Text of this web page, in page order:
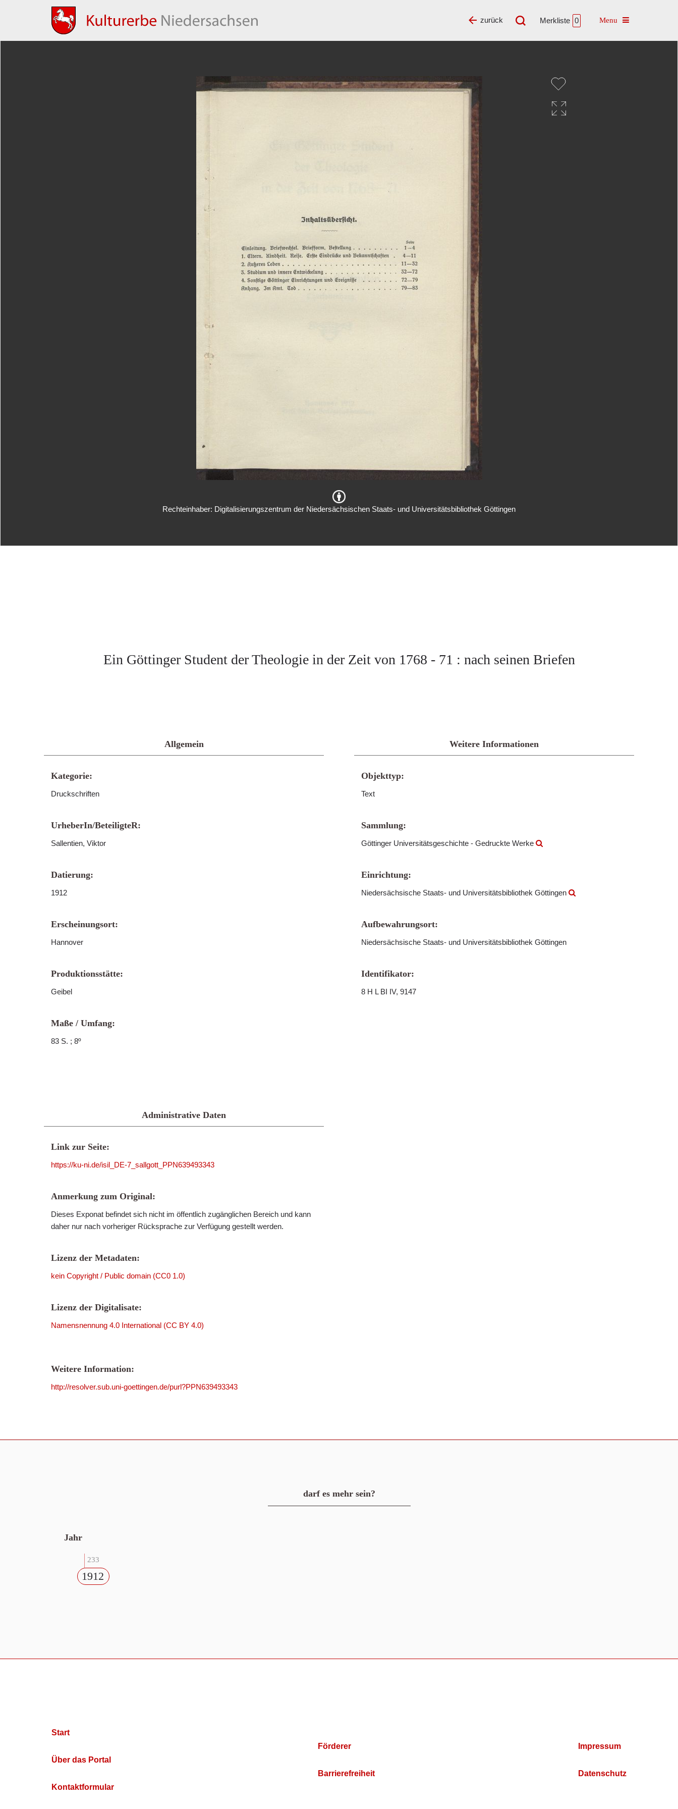
Merkliste 0 Toggle navigation
zurück
Rechteinhaber: Digitalisierungszentrum der Niedersächsischen Staats- und Universitätsbibliothek Göttingen
Ein Göttinger Student der Theologie in der Zeit von 1768 - 71 : nach seinen Briefen
Allgemein
Kategorie:
Druckschriften
UrheberIn/BeteiligteR:
Sallentien, Viktor
Datierung:
1912
Erscheinungsort:
Hannover
Produktionsstätte:
Geibel
Maße / Umfang:
83 S. ; 8º
Weitere Informationen
Objekttyp:
Text
Sammlung:
Göttinger Universitätsgeschichte - Gedruckte Werke
Einrichtung:
Niedersächsische Staats- und Universitätsbibliothek Göttingen
Aufbewahrungsort:
Niedersächsische Staats- und Universitätsbibliothek Göttingen
Identifikator:
8 H L BI IV, 9147
Administrative Daten
Link zur Seite:
https://ku-ni.de/isil_DE-7_sallgott_PPN639493343
Anmerkung zum Original:
Dieses Exponat befindet sich nicht im öffentlich zugänglichen Bereich und kann
daher nur nach vorheriger Rücksprache zur Verfügung gestellt werden.
Lizenz der Metadaten:
kein Copyright / Public domain (CC0 1.0)
Lizenz der Digitalisate:
Namensnennung 4.0 International (CC BY 4.0)
Weitere Information:
http://resolver.sub.uni-goettingen.de/purl?PPN639493343
darf es mehr sein?
Jahr
233
1912
Start
Über das Portal
Kontaktformular
Förderer
Barrierefreiheit
Impressum
Datenschutz